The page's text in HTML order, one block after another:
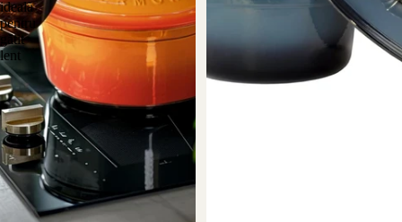
ideală
pentru
gătit
lent